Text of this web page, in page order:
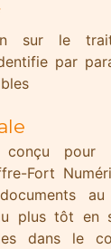
sur le
par
pour
Fort
plus tôt en
les dans le